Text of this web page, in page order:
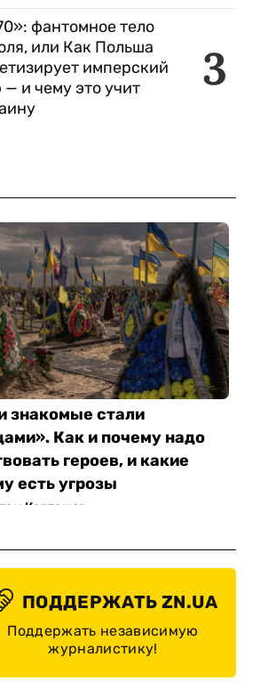
3
фантомное тело
или Как Польша
имперский
и чему это учит
знакомые стали
Как и почему надо
героев, и какие
есть угрозы
Карташов
ПОДДЕРЖАТЬ ZN.UA
Поддержать независимую
журналистику!